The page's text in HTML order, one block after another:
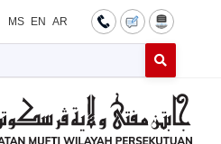
MS EN AR
Cari